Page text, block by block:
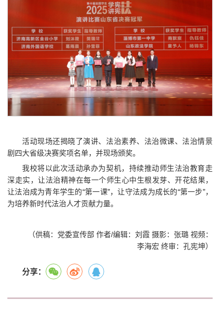
活动现场还揭晓了演讲、法治素养、法治微课、法治情景
剧四大省级决赛奖项名单，并现场颁奖。
我校将以此次活动承办为契机，持续推动师生法治教育走
深走实，让法治精神在每一个师生心中生根发芽、开花结果，
让法治成为青年学生的“第一课”，让守法成为成长的“第一步”，
为培养新时代法治人才贡献力量。
（供稿：党委宣传部 作者/编辑：刘霞 摄影：张璐 视频：
李海宏 终审：孔宪坤）
分享：